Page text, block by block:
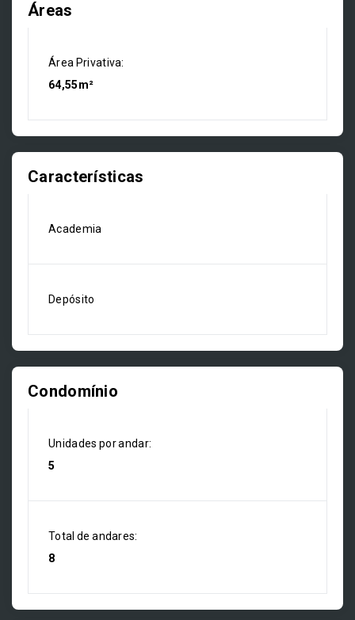
Áreas
Área Privativa:
64,55m²
Características
Academia
Depósito
Condomínio
Unidades por andar:
5
Total de andares:
8